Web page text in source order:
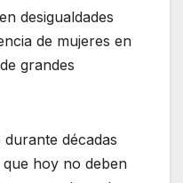
desigualdades
de mujeres en
grandes
décadas
hoy no deben